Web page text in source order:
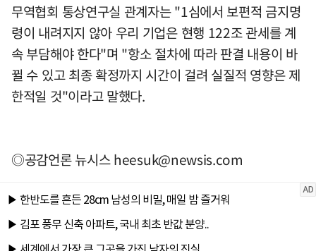
무역협회 통상연구실 관계자는 "1심에서 보편적 금지명
령이 내려지지 않아 우리 기업은 현행 122조 관세를 계
속 부담해야 한다"며 "항소 절차에 따라 판결 내용이 바
뀔 수 있고 최종 확정까지 시간이 걸려 실질적 영향은 제
한적일 것"이라고 말했다.
◎공감언론 뉴시스heesuk@newsis.com